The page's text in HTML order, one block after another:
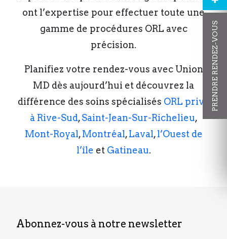
ont l’expertise pour effectuer toute une
gamme de procédures ORL avec
précision.
Planifiez votre rendez-vous avec Union
MD dès aujourd’hui et découvrez la
différence des soins spécialisés ORL privé
à Rive-Sud,Saint-Jean-Sur-Richelieu,
Mont-Royal,Montréal,Laval,l’Ouest de
l’île et Gatineau.
Abonnez-vous à notre newsletter
PRENDRE RENDEZ-VOUS